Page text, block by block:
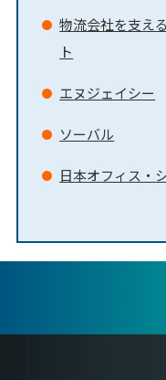
物流会社を支え
ト
エヌジェイシー
ソーバル
日本オフィス・